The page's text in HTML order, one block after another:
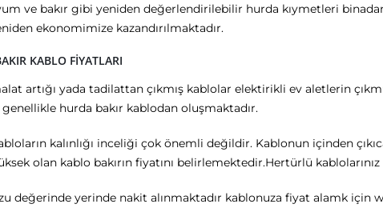
ve bakır gibi yeniden değerlendirilebilir hurda kıymetleri
ekonomimize kazandırılmaktadır.
KABLO FİYATLARI
artığı yada tadilattan çıkmış kablolar elektirikli ev aletlerin
hurda bakır kablodan oluşmaktadır.
kalınlığı inceliği çok önemli değildir. Kablonun içinden
olan kablo bakırın fiyatını belirlemektedir.Hertürlü
değerinde yerinde nakit alınmaktadır kablonuza fiyat alamk için